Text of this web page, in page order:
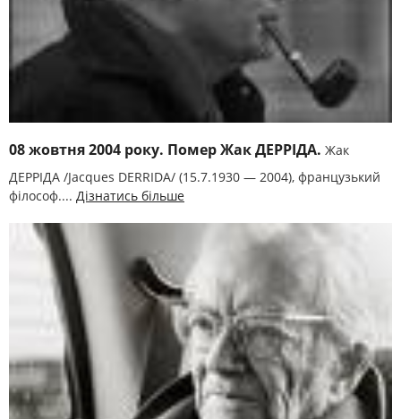
08 жовтня 2004 року. Помер Жак ДЕРРІДА. Жак
ДЕРРІДА /Jacques DERRIDA/ (15.7.1930 — 2004), французький
філософ.... Дізнатись більше